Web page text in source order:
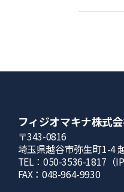
フィジオマキナ株式
〒343-0816
埼⽟県越⾕市弥⽣町1-4
TEL：050-3536-1817（IP
FAX：048-964-9930